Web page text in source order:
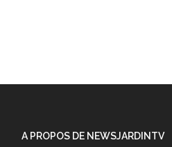
A PROPOS DE NEWSJARDINTV